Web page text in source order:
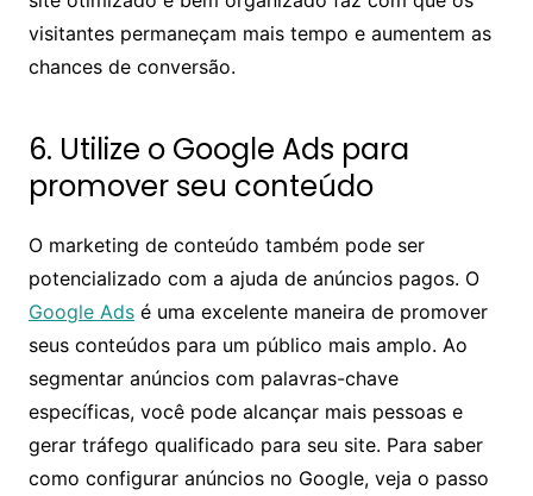
visitantes permaneçam mais tempo e aumentem as
chances de conversão.
6. Utilize o Google Ads para
promover seu conteúdo
O marketing de conteúdo também pode ser
potencializado com a ajuda de anúncios pagos. O
Google Adsé uma excelente maneira de promover
seus conteúdos para um público mais amplo. Ao
segmentar anúncios com palavras-chave
específicas, você pode alcançar mais pessoas e
gerar tráfego qualificado para seu site. Para saber
como configurar anúncios no Google, veja o passo